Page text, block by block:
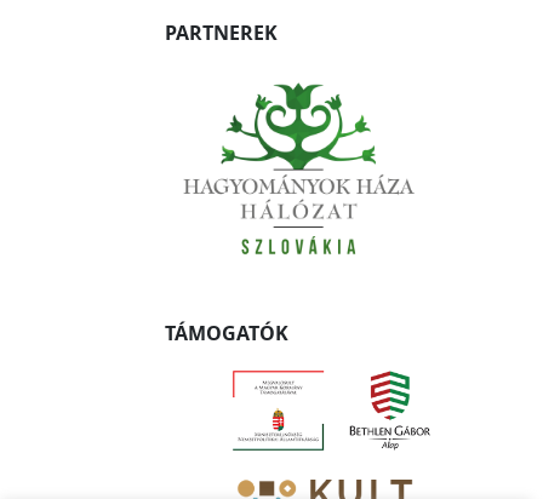
PARTNEREK
TÁMOGATÓK